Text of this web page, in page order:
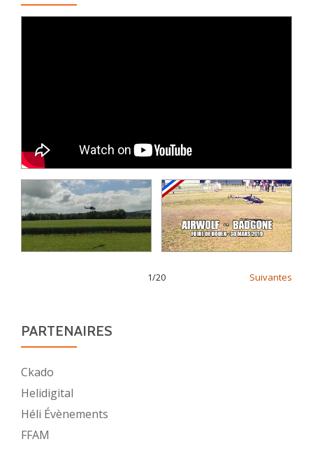
1/20 Suivantes
PARTENAIRES
Ckado
Helidigital
Héli Évènements
FFAM